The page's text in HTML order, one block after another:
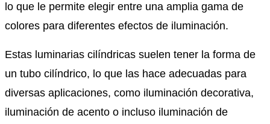
lo que le permite elegir entre una amplia gama de
colores para diferentes efectos de iluminación.
Estas luminarias cilíndricas suelen tener la forma de
un tubo cilíndrico, lo que las hace adecuadas para
diversas aplicaciones, como iluminación decorativa,
iluminación de acento o incluso iluminación de